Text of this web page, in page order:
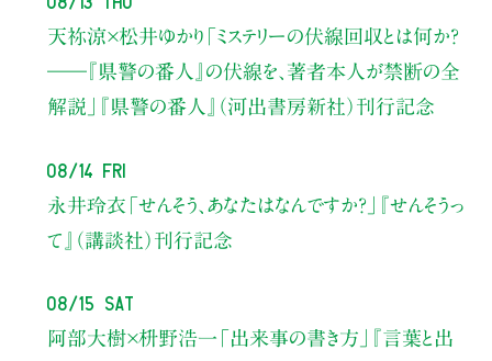
天祢涼×松井ゆかり 「ミステリーの伏線回収とは何か？
――『県警の番人』の伏線を、著者本人が禁断の全
解説」
『県警の番人』（河出書房新社）刊行記念
08/14 Fri
永井玲衣 「せんそう、あなたはなんですか？」
『せんそうっ
て』（講談社）刊行記念
08/15 Sat
阿部大樹×枡野浩一 「出来事の書き方」
『言葉と出